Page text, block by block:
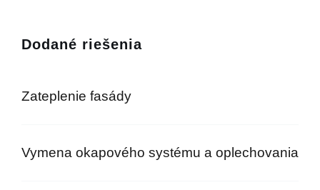
Dodané riešenia
Zateplenie fasády
Vymena okapového systému a oplechovania